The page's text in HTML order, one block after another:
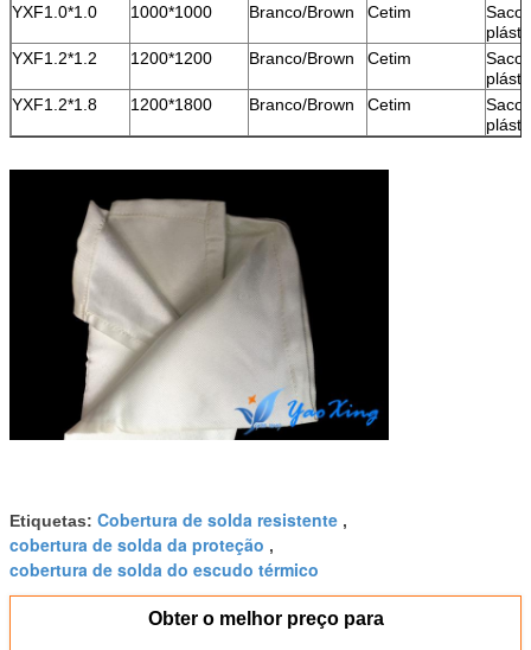
YXF1.0*1.0 1000*1000 Branco/Brown Cetim
YXF1.2*1.2
1200*1200 Branco/Brown Cetim
YXF1.2*1.8
1200*1800 Branco/Brown Cetim
Etiquetas: Cobertura de solda resistente ,
cobertura de solda da proteção ,
cobertura de solda do escudo térmico
Obter o melhor preço para